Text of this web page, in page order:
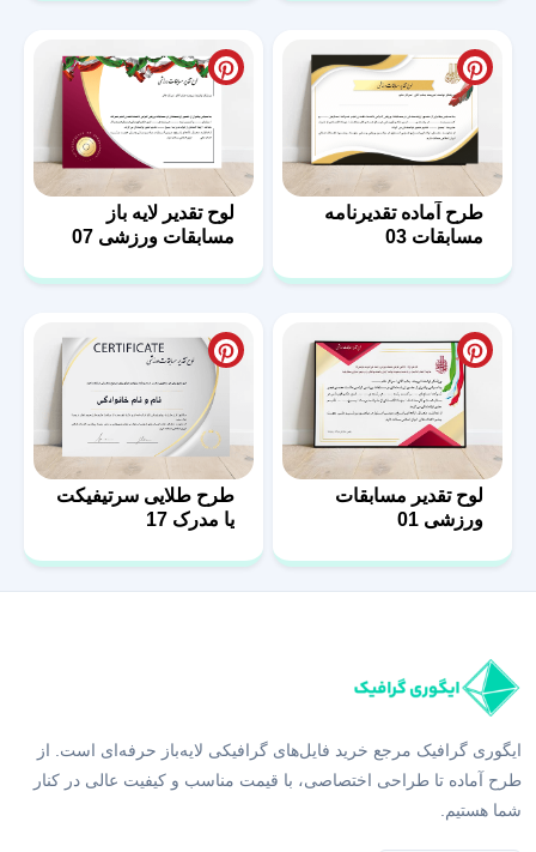
طرح آماده تقدیرنامه
مسابقات 03
لوح تقدیر لایه باز
مسابقات ورزشی 07
لوح تقدیر مسابقات
ورزشی 01
طرح طلایی سرتیفیکت
یا مدرک 17
ایگوری گرافیک مرجع خرید فایل‌های گرافیکی لایه‌باز حرفه‌ای است. از
طرح آماده تا طراحی اختصاصی، با قیمت مناسب و کیفیت عالی در کنار
شما هستیم.